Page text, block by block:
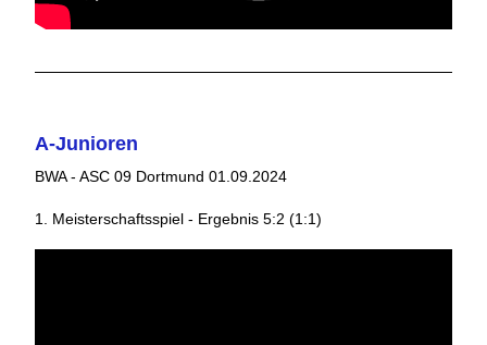
A-Junioren
BWA - ASC 09 Dortmund 01.09.2024
1. Meisterschaftsspiel - Ergebnis 5:2 (1:1)